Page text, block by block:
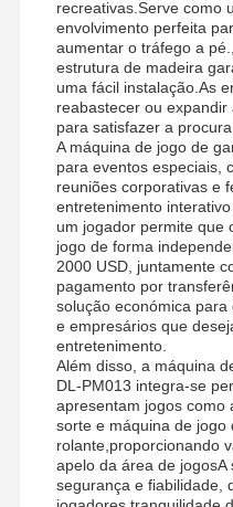
recreativas.Serve como
envolvimento perfeita
aumentar o tráfego a
estrutura de madeira
uma fácil instalação.As
reabastecer ou
para satisfazer a procura.
A máquina de jogo de
para eventos especiais,
reuniões corporativas e
entretenimento
um jogador permite que
jogo de forma
2000 USD, juntamente
pagamento por
solução económica
e empresários que
entretenimento.
Além disso, a máquina
DL-PM013 integra-se
apresentam jogos como
sorte e máquina de jogo
rolante,proporcionando
apelo da área de
segurança e fiabilidade,